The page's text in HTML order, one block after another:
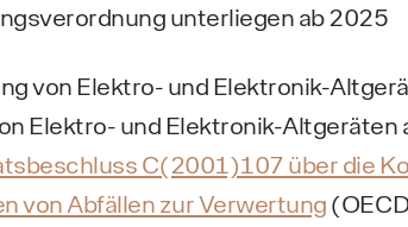
unterliegen ab 2025
von Elektro- und Elektronik-
Elektro- und Elektronik-Altgeräten
C(2001)107 über die
von Abfällen zur Verwertung